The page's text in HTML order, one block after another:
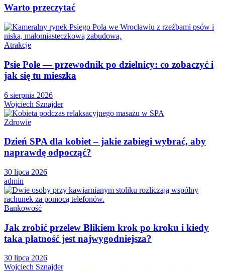
Warto przeczytać
Atrakcje
Psie Pole — przewodnik po dzielnicy: co zobaczyć i
jak się tu mieszka
6 sierpnia 2026
Wojciech Sznajder
Zdrowie
Dzień SPA dla kobiet – jakie zabiegi wybrać, aby
naprawdę odpocząć?
30 lipca 2026
admin
Bankowość
Jak zrobić przelew Blikiem krok po kroku i kiedy
taka płatność jest najwygodniejsza?
30 lipca 2026
Wojciech Sznajder